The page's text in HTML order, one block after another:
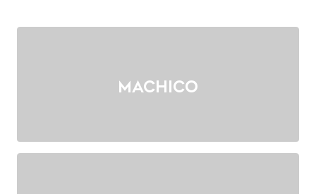
Machico